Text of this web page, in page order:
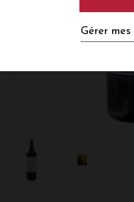
Gérer